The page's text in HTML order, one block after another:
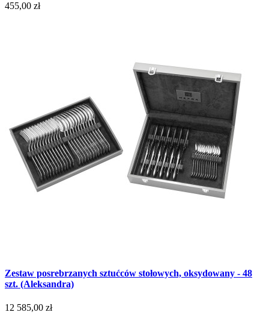
455,00 zł
Zestaw posrebrzanych sztućców stołowych, oksydowany - 48
szt. (Aleksandra)
12 585,00 zł